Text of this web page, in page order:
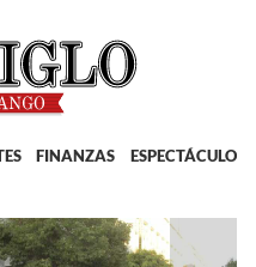
FINANZAS ESPECTÁCULOS